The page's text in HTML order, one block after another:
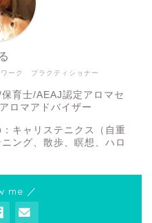
ーク プラクティショナー
育士/AEAJ認定アロマセ
ロマアドバイザー
キャリステニクス（自重
ング、散歩、瞑想、ハロ
me ／